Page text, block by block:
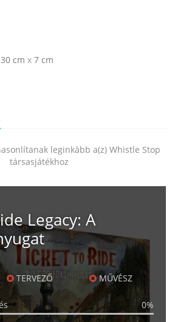
30 cm x 7 cm
leginkább a(z) Whistle Stop
társasjátékhoz
Legacy: A
TERVEZŐ MŰVÉSZ
0%